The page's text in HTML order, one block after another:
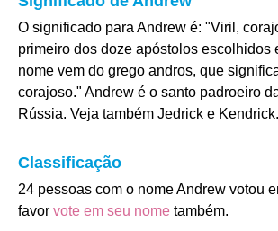
O significado para Andrew é: "Viril,
primeiro dos doze apóstolos escolhidos
nome vem do grego andros, que
corajoso." Andrew é o santo padroeiro
Rússia. Veja também Jedrick e
Classificação
24 pessoas com o nome Andrew votou
favor vote em seu nome também.